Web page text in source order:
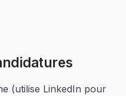
(utilise LinkedIn pour